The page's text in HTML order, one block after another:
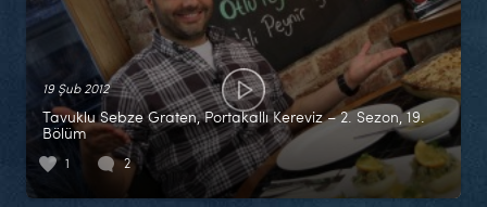
19 Şub 2012
Tavuklu Sebze Graten, Portakallı Kereviz – 2. Sezon, 19.
Bölüm
1 2